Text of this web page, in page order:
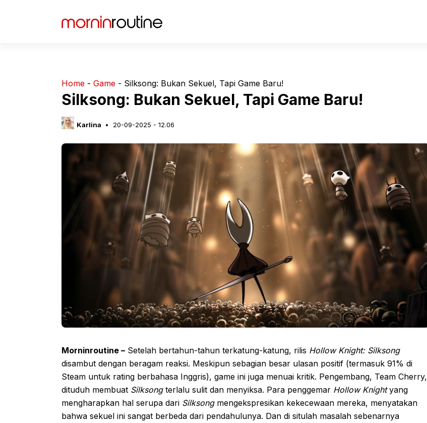
Home - Game - Silksong: Bukan Sekuel, Tapi Game Baru!
Silksong: Bukan Sekuel, Tapi Game Baru!
Karlina 20-09-2025 - 12.06
Morninroutine – Setelah bertahun-tahun terkatung-katung, rilis Hollow Knight: Silksong
disambut dengan beragam reaksi. Meskipun sebagian besar ulasan positif (termasuk 91% di
Steam untuk rating berbahasa Inggris), game ini juga menuai kritik. Pengembang, Team Cherry,
dituduh membuat Silksongterlalu sulit dan menyiksa. Para penggemar Hollow Knightyang
mengharapkan hal serupa dari Silksongmengekspresikan kekecewaan mereka, menyatakan
bahwa sekuel ini sangat berbeda dari pendahulunya. Dan di situlah masalah sebenarnya